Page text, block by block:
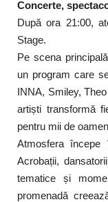
Concerte,
După ora 21:00,
Stage.
Pe scena
un program care
INNA, Smiley,
artiști transformă
pentru mii de
Atmosfera
Acrobații,
tematice și
promenadă